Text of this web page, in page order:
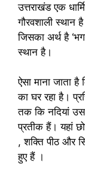
उत्तराखंड एक
गौरवशाली स्थान
जिसका अर्थ है
स्थान है।
ऐसा माना जाता
का घर रहा है।
तक ​​कि नदियां
प्रतीक हैं। यहां
, शक्ति पीठ और
हुए हैं ।